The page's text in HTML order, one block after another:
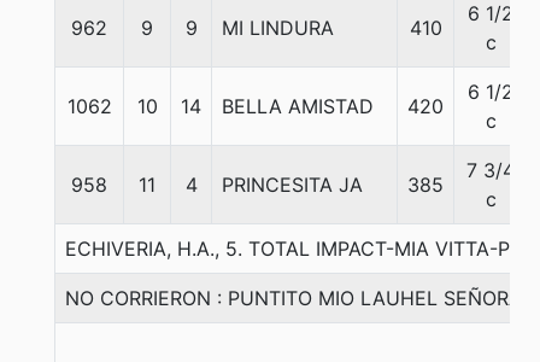
962 9 9 MI LINDURA 410
6 1/2
c
1062 10 14 BELLA AMISTAD 420
6 1/2
c
958 11 4 PRINCESITA JA 385
7 3/4
c
ECHIVERIA, H.A., 5. TOTAL IMPACT-MIA VITTA-
NO CORRIERON : PUNTITO MIO LAUHEL SEÑORA